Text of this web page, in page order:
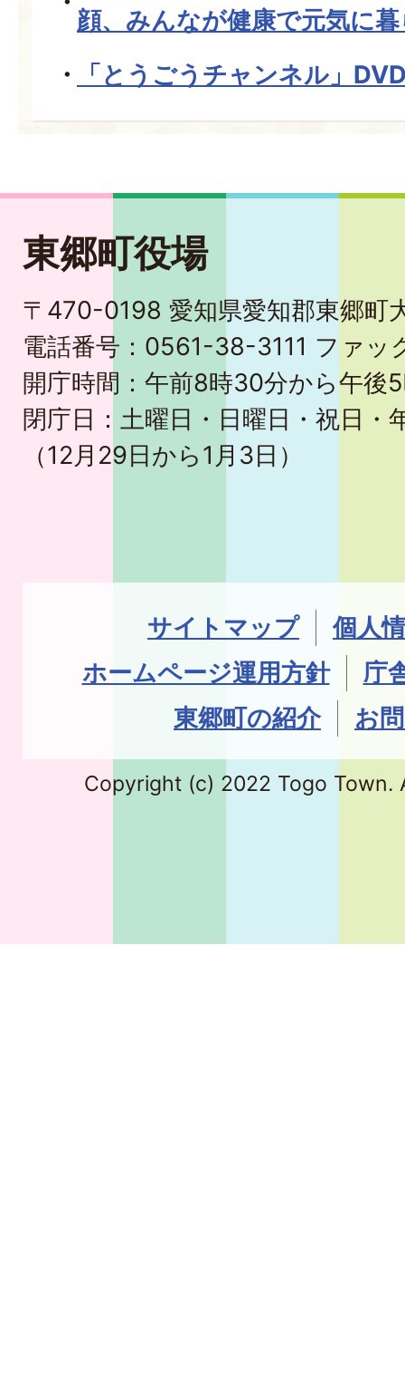
顔、みんなが健康で元気に
「とうごうチャンネル」
東郷町役場
〒470-0198 愛知県愛知郡東郷町
電話番号：0561-38-3111 ファ
開庁時間：午前8時30分から午後
閉庁日：土曜日・日曜日・祝日・
（12月29日から1月3日）
サイトマップ
個人
ホームページ運用方針
庁
東郷町の紹介
お
Copyright (c) 2022 Togo Town.